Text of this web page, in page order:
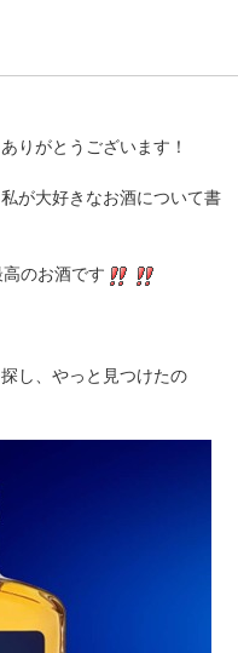
りがとうございます！
が大好きなお酒について書
のお酒です
し、やっと見つけたの